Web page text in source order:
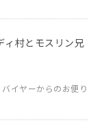
ィ村とモスリン兄
バイヤーからのお便り